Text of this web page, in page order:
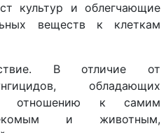
культур и облегчающие
веществ к клеткам
В отличие от
обладающих
отношению к самим
и животным,